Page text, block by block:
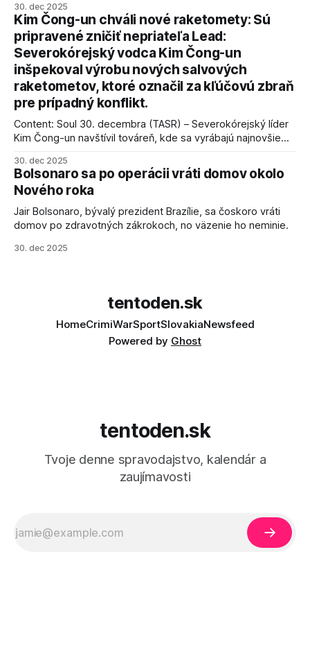
kľúčové pre úspešné dosiahnutie prímeria v Gaze. Agentúra
AFP informuje, že Trump vyjadril presvedčenie, že Izrael plní
podmienky dohody o prí
30. dec 2025
Kim Čong-un chváli nové raketomety: Sú
pripravené zničiť nepriateľa Lead:
Severokórejský vodca Kim Čong-un
inšpekoval výrobu nových salvových
raketometov, ktoré označil za kľúčovú zbraň
pre prípadný konflikt.
Content: Soul 30. decembra (TASR) – Severokórejský líder
Kim Čong-un navštívil továreň, kde sa vyrábajú najnovšie
schopnosti. Informovali o tom štátne médiá KĽDR, na ktoré
sa odvoláva agentúra AFP.
30. dec 2025
Bolsonaro sa po operácii vráti domov okolo
Nového roka
Jair Bolsonaro, bývalý prezident Brazílie, sa čoskoro vráti
domov po zdravotných zákrokoch, no väzenie ho neminie.
30. dec 2025
tentoden.sk
HomeCrimiWarSportSlovakiaNewsfeed
Powered by Ghost
tentoden.sk
Tvoje denne spravodajstvo, kalendár a
zaujímavosti